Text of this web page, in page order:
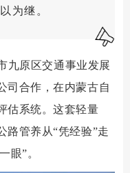
为继。
九原区交通事业发展
司合作，在内蒙古自
估系统。这套轻量
路管养从“凭经验”走
眼”。